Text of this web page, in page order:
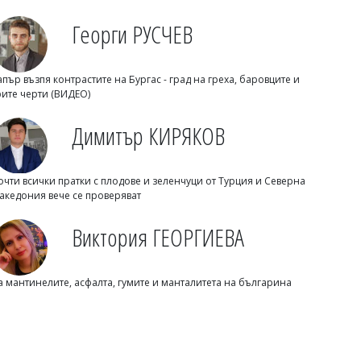
Димитър КИРЯКОВ
кафето
Георги РУСЧЕВ
възпя контрастите на Бургас - град на греха, баровците и
черти (ВИДЕО)
Димитър КИРЯКОВ
всички пратки с плодове и зеленчуци от Турция и Северна
вече се проверяват
Виктория ГЕОРГИЕВА
мантинелите, асфалта, гумите и манталитета на българина